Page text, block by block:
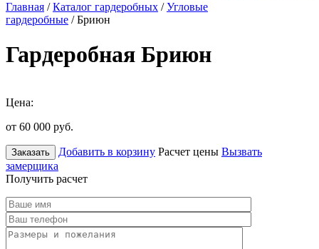
Главная /Каталог гардеробных /Угловые
гардеробные / Бриюн
Гардеробная Бриюн
Цена:
от 60 000 руб.
Заказать Добавить в корзину Расчет цены Вызвать
замерщика
Получить расчет